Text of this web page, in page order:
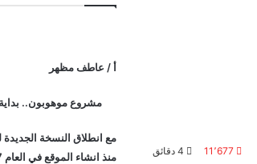
11٬677
أ / عاطف مظهر
مشروع موهوبون..
مع انطلاق النسخة